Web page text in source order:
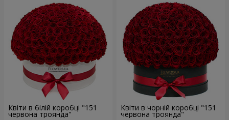
Квіти в білій коробці "151
червона троянда"
Квіти в чорній коробці "151
червона троянда"